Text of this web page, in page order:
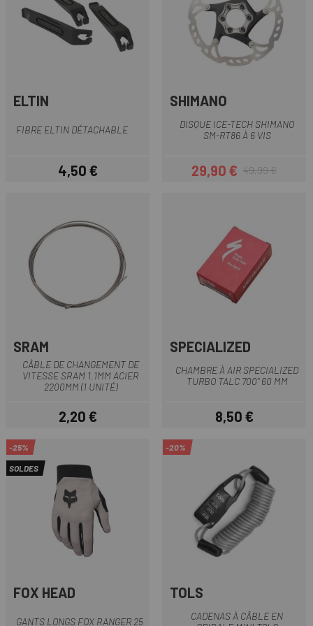
ELTIN
FIBRE ELTIN DÉTACHABLE
Prix
4,50 €
SHIMANO
DISQUE ICE-TECH SHIMANO
SM-RT86 À 6 VIS
Prix
29,90 €Prix habituel
49,99 €
SRAM
CÂBLE DE CHANGEMENT DE
VITESSE SRAM 1.1MM ACIER
2200MM (1 UNITÉ)
Prix
2,20 €
SPECIALIZED
CHAMBRE À AIR SPECIALIZED
TURBO TALC 700" 60 MM
Prix
8,50 €
-25%
SOLDES
FOX HEAD
GANTS LONGS FOX RANGER 25
-20%
TOLS
CADENAS À CÂBLE EN